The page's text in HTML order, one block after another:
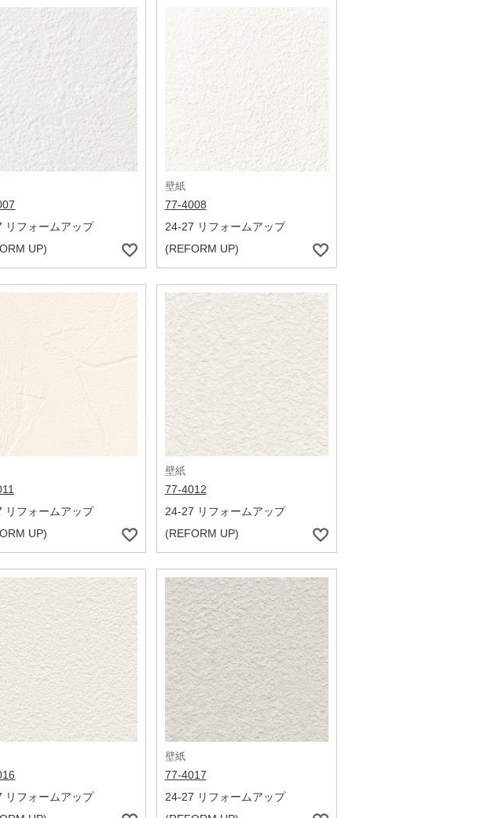
リフォームアップ
UP)
壁紙
77-4008
24-27 リフォームアップ
(REFORM UP)
リフォームアップ
UP)
壁紙
77-4012
24-27 リフォームアップ
(REFORM UP)
リフォームアップ
壁紙
77-4017
24-27 リフォームアップ